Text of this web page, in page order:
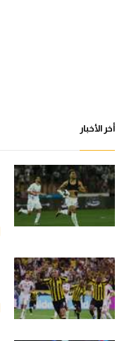
أخر الأخبار